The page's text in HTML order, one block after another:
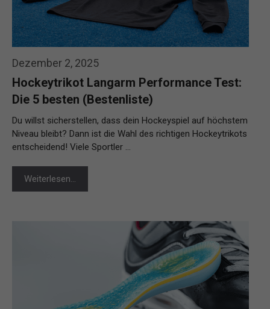
Dezember 2, 2025
Hockeytrikot Langarm Performance Test:
Die 5 besten (Bestenliste)
Du willst sicherstellen, dass dein Hockeyspiel auf höchstem
Niveau bleibt? Dann ist die Wahl des richtigen Hockeytrikots
entscheidend! Viele Sportler …
Weiterlesen…